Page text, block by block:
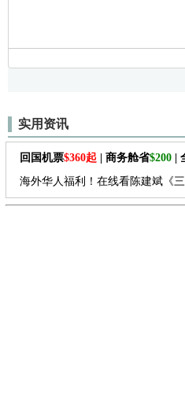
实用资讯
回国机票$360起 | 商务舱省$200 |
海外华人福利！在线看陈建斌《